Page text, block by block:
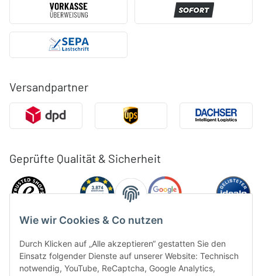
Wie wir Cookies & Co nutzen
Durch Klicken auf „Alle akzeptieren“ gestatten Sie den
Einsatz folgender Dienste auf unserer Website: Technisch
notwendig, YouTube, ReCaptcha, Google Analytics,
Versandpartner
Geprüfte Qualität & Sicherheit